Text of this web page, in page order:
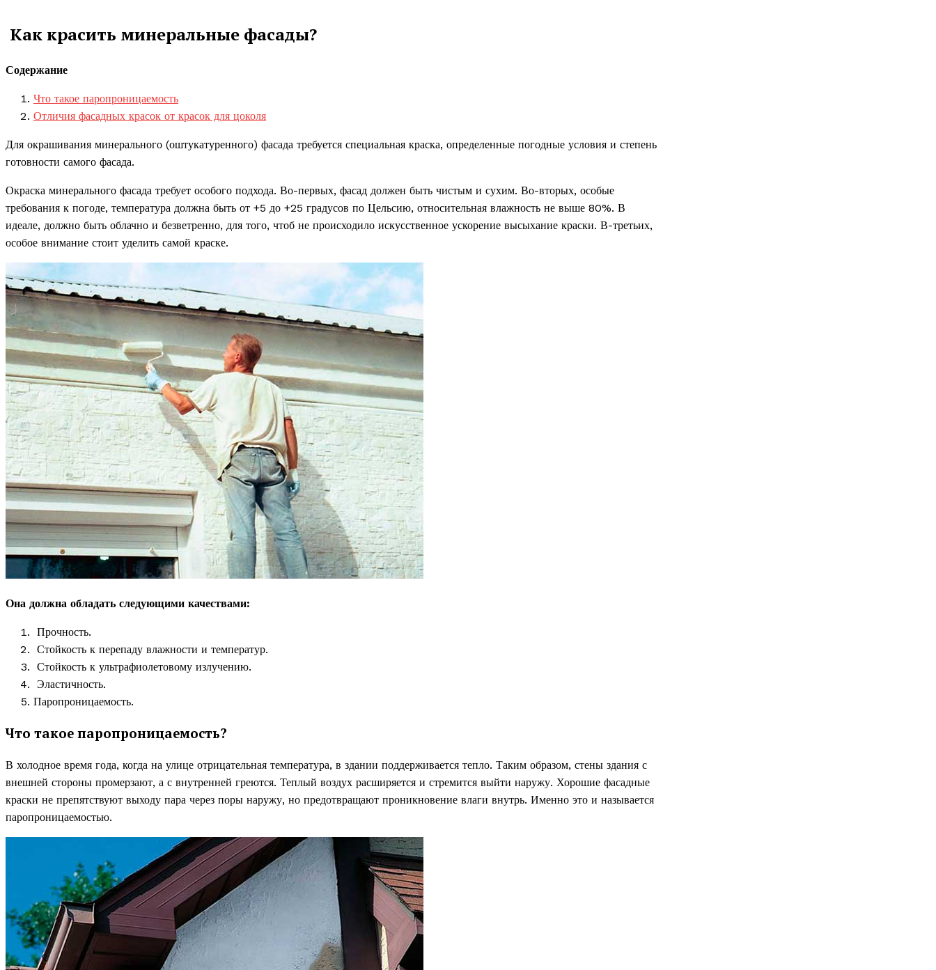
Как красить минеральные фасады?
Содержание
Что такое паропроницаемость
Отличия фасадных красок от красок для цоколя
Для окрашивания минерального (оштукатуренного) фасада требуется специальная краска, определенные погодные условия и степень
готовности самого фасада.
Окраска минерального фасада требует особого подхода. Во-первых, фасад должен быть чистым и сухим. Во-вторых, особые
требования к погоде, температура должна быть от +5 до +25 градусов по Цельсию, относительная влажность не выше 80%. В
идеале, должно быть облачно и безветренно, для того, чтоб не происходило искусственное ускорение высыхание краски. В-третьих,
особое внимание стоит уделить самой краске.
Она должна обладать следующими качествами:
Прочность.
Стойкость к перепаду влажности и температур.
Стойкость к ультрафиолетовому излучению.
Эластичность.
Паропроницаемость.
Что такое паропроницаемость?
В холодное время года, когда на улице отрицательная температура, в здании поддерживается тепло. Таким образом, стены здания с
внешней стороны промерзают, а с внутренней греются. Теплый воздух расширяется и стремится выйти наружу. Хорошие фасадные
краски не препятствуют выходу пара через поры наружу, но предотвращают проникновение влаги внутрь. Именно это и называется
паропроницаемостью.